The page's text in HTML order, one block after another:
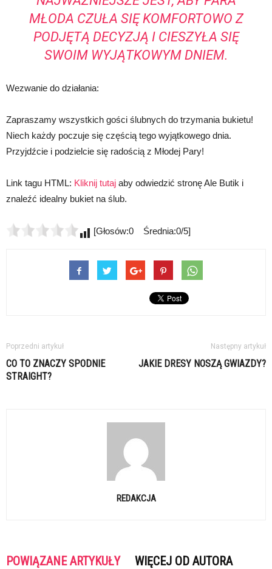
MŁODA CZUŁA SIĘ KOMFORTOWO Z
PODJĘTĄ DECYZJĄ I CIESZYŁA SIĘ
SWOIM WYJĄTKOWYM DNIEM.
Wezwanie do działania:
Zapraszamy wszystkich gości ślubnych do trzymania bukietu!
Niech każdy poczuje się częścią tego wyjątkowego dnia.
Przyjdźcie i podzielcie się radością z Młodej Pary!
Link tagu HTML: Kliknij tutaj aby odwiedzić stronę Ale Butik i
znaleźć idealny bukiet na ślub.
[Głosów:0 Średnia:0/5]
Poprzedni artykuł
CO TO ZNACZY SPODNIE
STRAIGHT?
Następny artykuł
JAKIE DRESY NOSZĄ GWIAZDY?
REDAKCJA
POWIĄZANE ARTYKUŁY WIĘCEJ OD AUTORA